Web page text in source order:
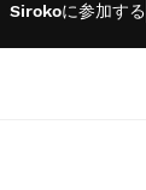
Sirokoに参加する